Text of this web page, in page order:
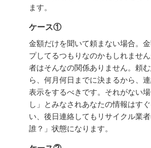
ます。
ケース①
金額だけを聞いて頼まない場合。
プしてるつもりなのかもしれませ
者はそんなの関係ありません。頼
ら、何月何日までに決まるから、
表示をするべきです。それがない
し」とみなされあなたの情報はす
い、後日連絡してもリサイクル業
誰？」状態になります。